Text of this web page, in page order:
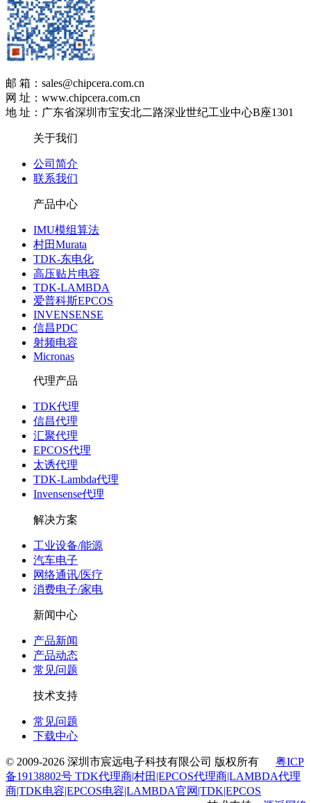
邮 箱：sales@chipcera.com.cn
网 址：www.chipcera.com.cn
地 址：广东省深圳市宝安北二路深业世纪工业中心B座1301
关于我们
公司简介
联系我们
产品中心
IMU模组算法
村田Murata
TDK-东电化
高压贴片电容
TDK-LAMBDA
爱普科斯EPCOS
INVENSENSE
信昌PDC
射频电容
Micronas
代理产品
TDK代理
信昌代理
汇聚代理
EPCOS代理
太诱代理
TDK-Lambda代理
Invensense代理
解决方案
工业设备/能源
汽车电子
网络通讯/医疗
消费电子/家电
新闻中心
产品新闻
产品动态
常见问题
技术支持
常见问题
下载中心
© 2009-2026 深圳市宸远电子科技有限公司 版权所有 粤ICP
备19138802号 TDK代理商|村田|EPCOS代理商|LAMBDA代理
商|TDK电容|EPCOS电容|LAMBDA官网|TDK|EPCOS